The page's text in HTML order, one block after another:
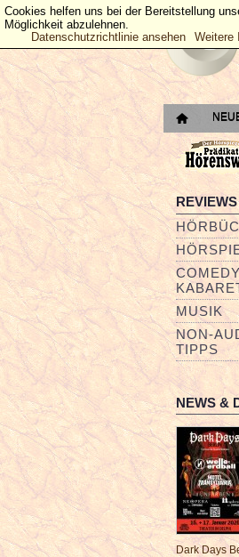
REVIEWS
MUSIK
NON-
TIPPS
NEWS &
Dark Days
Cookies helfen uns bei der Bereitstellung
Möglichkeit abzulehnen.
Datenschutzrichtlinie ansehen
Weitere